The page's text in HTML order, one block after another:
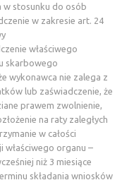
w stosunku do osób
w zakresie art. 24
właściwego
skarbowego
wykonawca nie zalega z
lub zaświadczenie, że
prawem zwolnienie,
na raty zaległych
w całości
właściwego organu –
niż 3 miesiące
składania wniosków